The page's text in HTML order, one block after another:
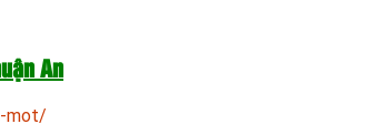
An
mot/